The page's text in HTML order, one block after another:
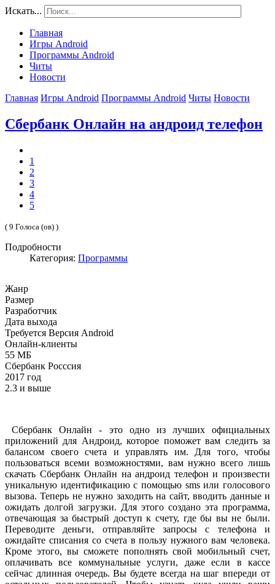
Искать...
Главная
Игры Android
Программы Android
Читы
Новости
Главная Игры Android Программы Android Читы Новости
Сбербанк Онлайн на андроид телефон
1
2
3
4
5
( 9 Голоса (ов) )
Подробности
Категория: Программы
Жанр
Размер
Разработчик
Дата выхода
Требуется Версия Android
Онлайн-клиенты
55 МБ
Сбербанк Росссия
2017 год
2.3 и выше
Сбербанк Онлайн - это одно из лучших официальных
приложений для Андроид, которое поможет вам следить за
балансом своего счета и управлять им. Для того, чтобы
пользоваться всеми возможностями, вам нужно всего лишь
скачать Сбербанк Онлайн на андроид телефон и произвести
уникальную идентификацию с помощью sms или голосового
вызова. Теперь не нужно заходить на сайт, вводить данные и
ожидать долгой загрузки. Для этого создано эта программа,
отвечающая за быстрый доступ к счету, где бы вы не были.
Переводите деньги, отправляйте запросы с телефона и
ожидайте списания со счета в пользу нужного вам человека.
Кроме этого, вы сможете пополнять свой мобильный счет,
оплачивать все коммунальные услуги, даже если в кассе
сейчас длинная очередь. Вы будете всегда на шаг впереди от